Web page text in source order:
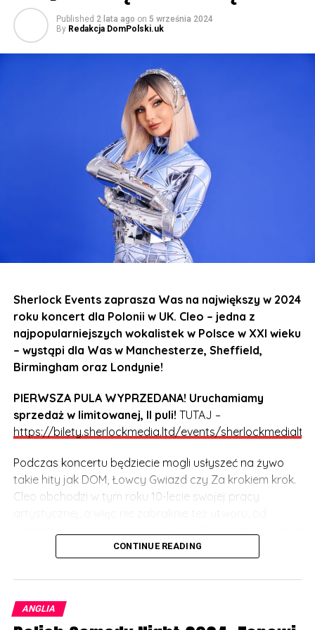
Published 2 lata ago on 5 września 2024
By Redakcja DomPolski.uk
Sherlock Events zaprasza Was na największy w 2024
roku koncert dla Polonii w UK. Cleo – jedna z
najpopularniejszych wokalistek w Polsce w XXI wieku
– wystąpi dla Was w Manchesterze, Sheffield,
Birmingham oraz Londynie!
PIERWSZA PULA WYPRZEDANA! Uruchamiamy
sprzedaż w limitowanej, II puli! TUTAJ –
https://bilety.sherlockmedia.ltd/events/sherlockmedialtd/
Podczas koncertu będziecie mogli usłyszeć na żywo
takie hity jak DOM, Łowcy Gwiazd czy Za krokiem krok.
Cleo obchodzi w tym roku 10-lecie swojej pracy
Cleo będzie towarzyszył DJ, perkusista oraz zespół
gwarantowana!
UWAGA! Koncert przeznaczony jest dla wszystkich grup
CONTINUE READING
ANGLIA